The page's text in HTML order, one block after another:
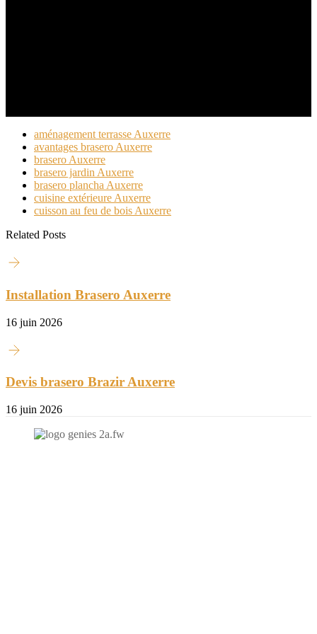
aménagement terrasse Auxerre
avantages brasero Auxerre
brasero Auxerre
brasero jardin Auxerre
brasero plancha Auxerre
cuisine extérieure Auxerre
cuisson au feu de bois Auxerre
Related Posts
Installation Brasero Auxerre
16 juin 2026
Devis brasero Brazir Auxerre
16 juin 2026